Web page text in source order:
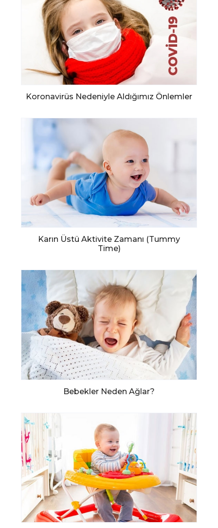
Koronavirüs Nedeniyle Aldığımız Önlemler
Karın Üstü Aktivite Zamanı (Tummy
Time)
Bebekler Neden Ağlar?